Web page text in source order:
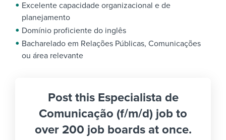
Excelente capacidade organizacional e de
planejamento
Domínio proficiente do inglês
Bacharelado em Relações Públicas, Comunicações
ou área relevante
Post this Especialista de
Comunicação (f/m/d) job to
over 200 job boards at once.